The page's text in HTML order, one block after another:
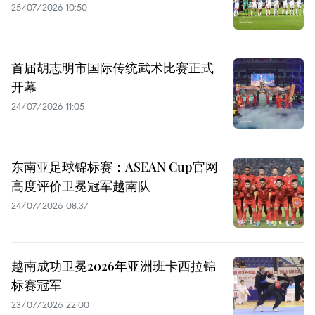
25/07/2026 10:50
首届胡志明市国际传统武术比赛正式
开幕
24/07/2026 11:05
东南亚足球锦标赛：ASEAN Cup官网
高度评价卫冕冠军越南队
24/07/2026 08:37
越南成功卫冕2026年亚洲班卡西拉锦
标赛冠军
23/07/2026 22:00